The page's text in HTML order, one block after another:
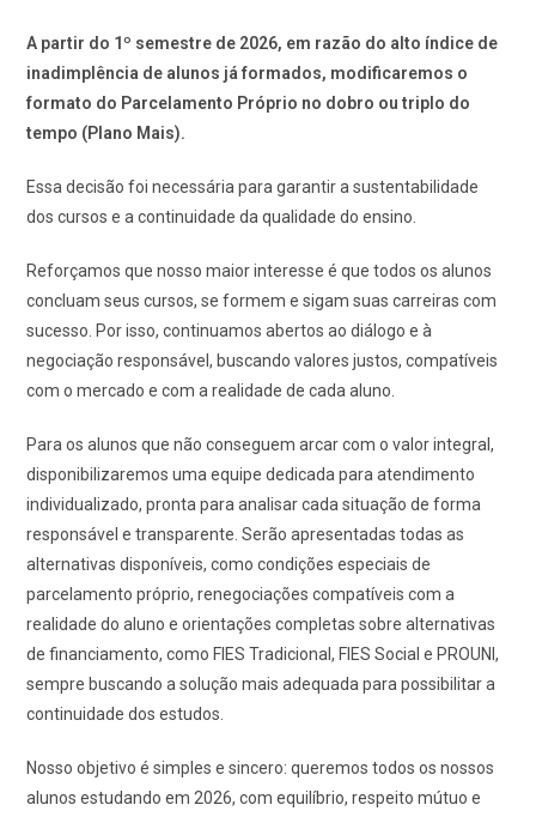
A partir do 1º semestre de 2026, em razão do alto índice de
inadimplência de alunos já formados, modificaremos o
formato do Parcelamento Próprio no dobro ou triplo do
tempo (Plano Mais).
Essa decisão foi necessária para garantir a sustentabilidade
dos cursos e a continuidade da qualidade do ensino.
Reforçamos que nosso maior interesse é que todos os alunos
concluam seus cursos, se formem e sigam suas carreiras com
sucesso. Por isso, continuamos abertos ao diálogo e à
negociação responsável, buscando valores justos, compatíveis
com o mercado e com a realidade de cada aluno.
Para os alunos que não conseguem arcar com o valor integral,
disponibilizaremos uma equipe dedicada para atendimento
individualizado, pronta para analisar cada situação de forma
responsável e transparente. Serão apresentadas todas as
alternativas disponíveis, como condições especiais de
parcelamento próprio, renegociações compatíveis com a
realidade do aluno e orientações completas sobre alternativas
de financiamento, como FIES Tradicional, FIES Social e PROUNI,
sempre buscando a solução mais adequada para possibilitar a
continuidade dos estudos.
Nosso objetivo é simples e sincero: queremos todos os nossos
alunos estudando em 2026, com equilíbrio, respeito mútuo e